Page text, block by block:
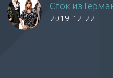
Сток из
2019-12-22